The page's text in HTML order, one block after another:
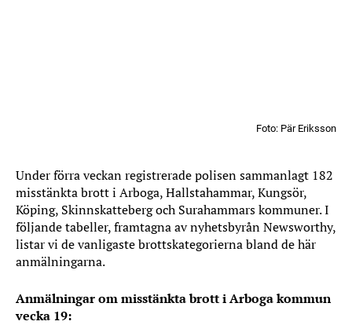
Foto: Pär Eriksson
Under förra veckan registrerade polisen sammanlagt 182
misstänkta brott i Arboga, Hallstahammar, Kungsör,
Köping, Skinnskatteberg och Surahammars kommuner. I
följande tabeller, framtagna av nyhetsbyrån Newsworthy,
listar vi de vanligaste brottskategorierna bland de här
anmälningarna.
Anmälningar om misstänkta brott i Arboga kommun
vecka 19: